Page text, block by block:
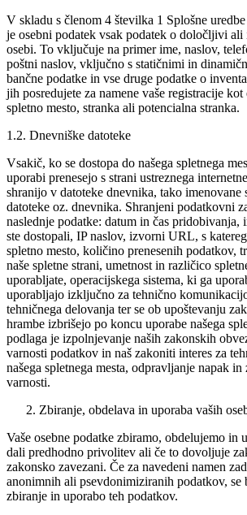
V skladu s členom 4 številka 1 Splošne
je osebni podatek vsak podatek o določljivi
osebi. To vključuje na primer ime, naslov,
poštni naslov, vključno s statičnimi in
bančne podatke in vse druge podatke o
jih posredujete za namene vaše registracije
spletno mesto, stranka ali potencialna stranka.
1.2. Dnevniške datoteke
Vsakič, ko se dostopa do našega spletnega
uporabi prenesejo s strani ustreznega
shranijo v datoteke dnevnika, tako imenovane
datoteke oz. dnevnika. Shranjeni podatkovni
naslednje podatke: datum in čas pridobivanja,
ste dostopali, IP naslov, izvorni URL, s
spletno mesto, količino prenesenih podatkov,
naše spletne strani, umetnost in različico
uporabljate, operacijskega sistema, ki ga
uporabljajo izključno za tehnično
tehničnega delovanja ter se ob upoštevanju
hrambe izbrišejo po koncu uporabe našega
podlaga je izpolnjevanje naših zakonskih
varnosti podatkov in naš zakoniti interes za
našega spletnega mesta, odpravljanje napak
varnosti.
Zbiranje, obdelava in uporaba vaših
Vaše osebne podatke zbiramo, obdelujemo in
dali predhodno privolitev ali če to dovoljuje
zakonsko zavezani. Če za navedeni namen
anonimnih ali psevdonimiziranih podatkov, se
zbiranje in uporabo teh podatkov.